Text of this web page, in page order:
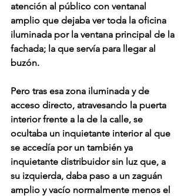
atención al público con ventanal
amplio que dejaba ver toda la oficina
iluminada por la ventana principal de la
fachada; la que servía para llegar al
buzón.
Pero tras esa zona iluminada y de
acceso directo, atravesando la puerta
interior frente a la de la calle, se
ocultaba un inquietante interior al que
se accedía por un también ya
inquietante distribuidor sin luz que, a
su izquierda, daba paso a un zaguán
amplio y vacío normalmente menos el